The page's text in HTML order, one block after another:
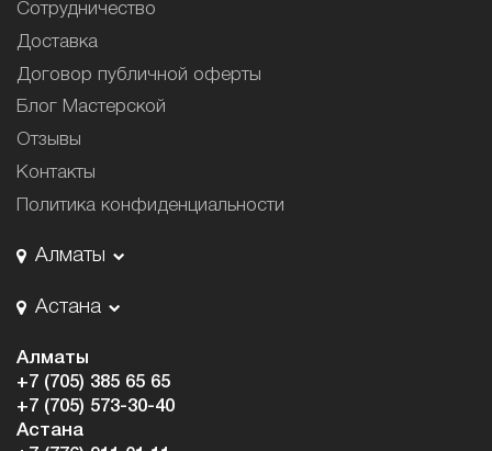
Сотрудничество
Доставка
Договор публичной оферты
Блог Мастерской
Отзывы
Контакты
Политика конфиденциальности
Алматы
Астана
Алматы
+7 (705) 385 65 65
+7 (705) 573-30-40
Астана